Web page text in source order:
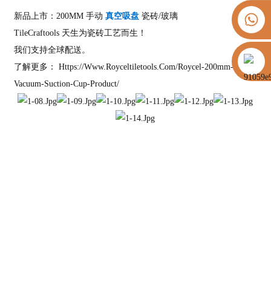
+8613325821813
新品上市：200MM 手动 真空吸盘瓷砖/玻璃
TileCraftools 天生为瓷砖工艺而生！
我们支持全球配送。
了解更多： Https://www.royceltiletools.com/roycel-200mm-
Vacuum-Suction-Cup-Product/